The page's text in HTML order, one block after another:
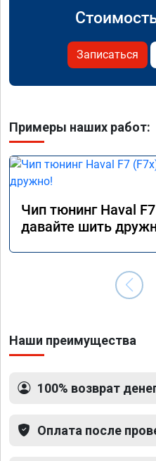
Записаться
Примеры наших работ:
Чип тюнинг Haval
давайте шить
Наши преимущества
100% возврат
Оплата после